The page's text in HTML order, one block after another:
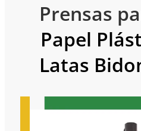
Prensas
Papel
Latas